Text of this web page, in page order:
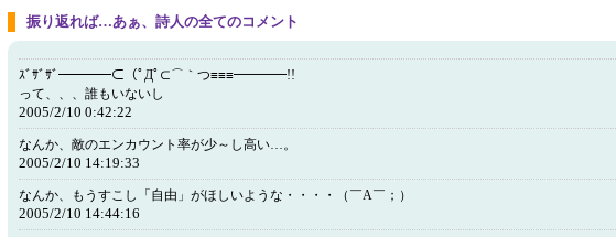
振り返れば…あぁ、詩人の全てのコメント
ｽﾞｻﾞｻﾞ━━━━⊂（ﾟДﾟ⊂⌒｀つ≡≡≡━━━━!!
って、、、誰もいないし
2005/2/10 0:42:22
なんか、敵のエンカウント率が少～し高い…。
2005/2/10 14:19:33
なんか、もうすこし「自由」がほしいような・・・・（￣A￣；）
2005/2/10 14:44:16